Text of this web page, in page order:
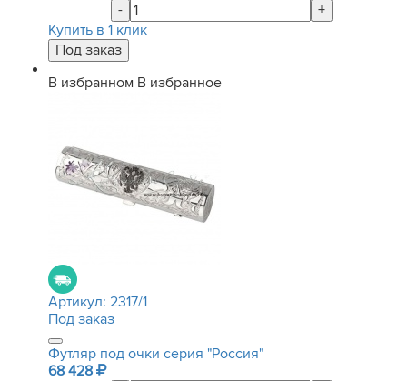
-
+
Купить в 1 клик
В избранном В избранное
Артикул: 2317/1
Под заказ
Футляр под очки серия "Россия"
68 428